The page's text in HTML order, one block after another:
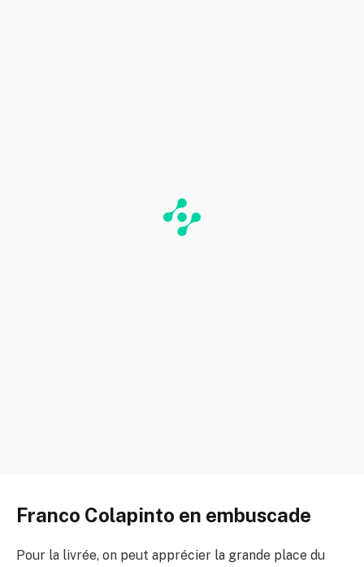
Franco Colapinto en embuscade
Pour la livrée, on peut apprécier la grande place du